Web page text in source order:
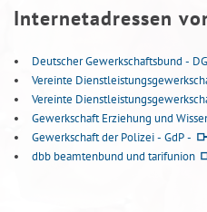
Internetadressen
Deutscher Gewerkschaftsbund -
Vereinte
Vereinte
Gewerkschaft Erziehung und
Gewerkschaft der Polizei - GdP -
dbb beamtenbund und tarifunion